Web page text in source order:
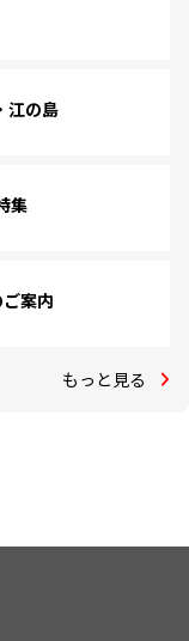
江の島
集
案内
もっと見る